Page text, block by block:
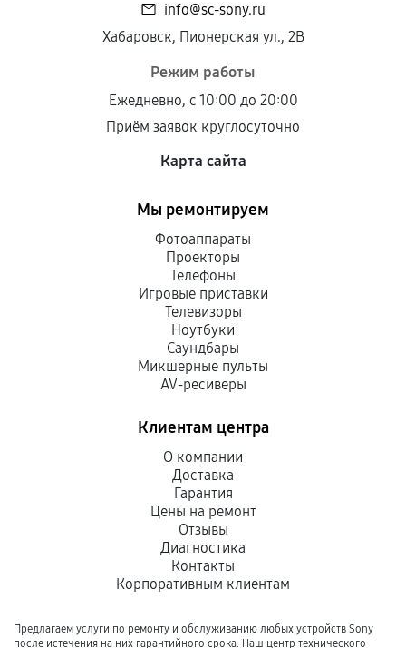
info@sc-sony.ru
Хабаровск, Пионерская ул., 2В
Режим работы
Ежедневно, с 10:00 до 20:00
Приём заявок круглосуточно
Карта сайта
Мы ремонтируем
Фотоаппараты
Проекторы
Телефоны
Игровые приставки
Телевизоры
Ноутбуки
Саундбары
Микшерные пульты
AV-ресиверы
Клиентам центра
О компании
Доставка
Гарантия
Цены на ремонт
Отзывы
Диагностика
Контакты
Корпоративным клиентам
Предлагаем услуги по ремонту и обслуживанию любых устройств Sony
после истечения на них гарантийного срока. Наш центр технического